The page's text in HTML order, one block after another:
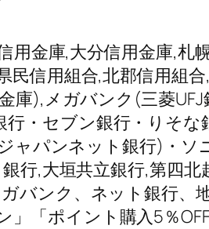
用金庫,大分信用金庫,
民信用組合,北郡信用組
庫),メガバンク(三菱
・セブン銀行・りそ
ャパンネット銀行)・
行,大垣共立銀行,第四
バンク、ネット銀行、
「ポイント購入5％